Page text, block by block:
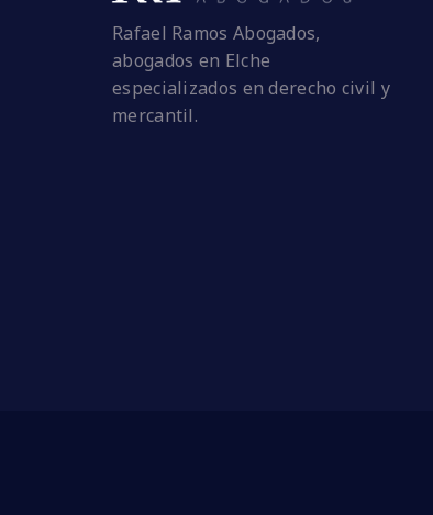
Rafael Ramos Abogados,
abogados en Elche
especializados en derecho civil y
mercantil.